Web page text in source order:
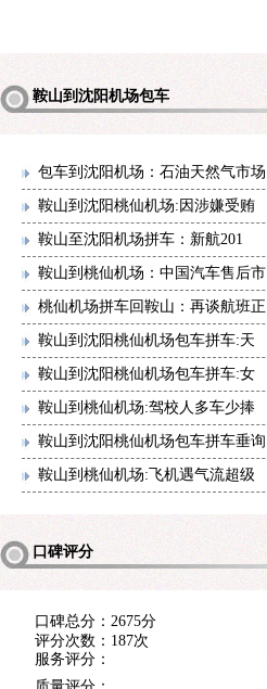
鞍山到沈阳机场包车
包车到沈阳机场：石油天然气市场
鞍山到沈阳桃仙机场:因涉嫌受贿
鞍山至沈阳机场拼车：新航201
鞍山到桃仙机场：中国汽车售后市
桃仙机场拼车回鞍山：再谈航班正
鞍山到沈阳桃仙机场包车拼车:天
鞍山到沈阳桃仙机场包车拼车:女
鞍山到桃仙机场:驾校人多车少捧
鞍山到沈阳桃仙机场包车拼车垂询
鞍山到桃仙机场:飞机遇气流超级
口碑评分
口碑总分：2675分
评分次数：187次
服务评分：